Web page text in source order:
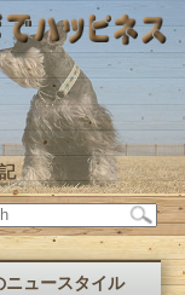
ニュースタイル